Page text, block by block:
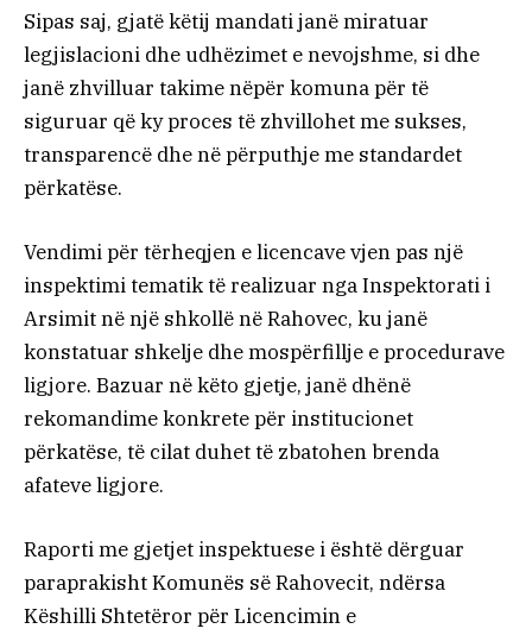
Sipas saj, gjatë këtij mandati janë miratuar
legjislacioni dhe udhëzimet e nevojshme, si dhe
janë zhvilluar takime nëpër komuna për të
siguruar që ky proces të zhvillohet me sukses,
transparencë dhe në përputhje me standardet
përkatëse.
Vendimi për tërheqjen e licencave vjen pas një
inspektimi tematik të realizuar nga Inspektorati i
Arsimit në një shkollë në Rahovec, ku janë
konstatuar shkelje dhe mospërfillje e procedurave
ligjore. Bazuar në këto gjetje, janë dhënë
rekomandime konkrete për institucionet
përkatëse, të cilat duhet të zbatohen brenda
afateve ligjore.
Raporti me gjetjet inspektuese i është dërguar
paraprakisht Komunës së Rahovecit, ndërsa
Këshilli Shtetëror për Licencimin e